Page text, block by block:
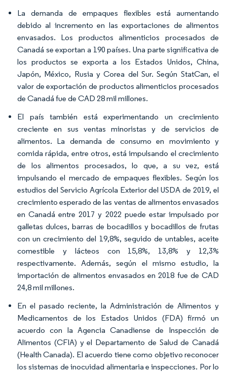
La demanda de empaques flexibles está aumentando
debido al incremento en las exportaciones de alimentos
envasados. Los productos alimenticios procesados de
Canadá se exportan a 190 países. Una parte significativa de
los productos se exporta a los Estados Unidos, China,
Japón, México, Rusia y Corea del Sur. Según StatCan, el
valor de exportación de productos alimenticios procesados
de Canadá fue de CAD 28 mil millones.
El país también está experimentando un crecimiento
creciente en sus ventas minoristas y de servicios de
alimentos. La demanda de consumo en movimiento y
comida rápida, entre otros, está impulsando el crecimiento
de los alimentos procesados, lo que, a su vez, está
impulsando el mercado de empaques flexibles. Según los
estudios del Servicio Agrícola Exterior del USDA de 2019, el
crecimiento esperado de las ventas de alimentos envasados
en Canadá entre 2017 y 2022 puede estar impulsado por
galletas dulces, barras de bocadillos y bocadillos de frutas
con un crecimiento del 19,8%, seguido de untables, aceite
comestible y lácteos con 15,8%, 13,8% y 12,3%
respectivamente. Además, según el mismo estudio, la
importación de alimentos envasados en 2018 fue de CAD
24,8 mil millones.
En el pasado reciente, la Administración de Alimentos y
Medicamentos de los Estados Unidos (FDA) firmó un
acuerdo con la Agencia Canadiense de Inspección de
Alimentos (CFIA) y el Departamento de Salud de Canadá
(Health Canada). El acuerdo tiene como objetivo reconocer
los sistemas de inocuidad alimentaria e inspecciones. Por lo